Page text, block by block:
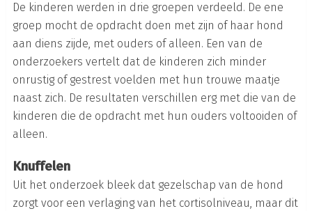
De kinderen werden in drie groepen verdeeld. De ene
groep mocht de opdracht doen met zijn of haar hond
aan diens zijde, met ouders of alleen. Een van de
onderzoekers vertelt dat de kinderen zich minder
onrustig of gestrest voelden met hun trouwe maatje
naast zich. De resultaten verschillen erg met die van de
kinderen die de opdracht met hun ouders voltooiden of
alleen.
Knuffelen
Uit het onderzoek bleek dat gezelschap van de hond
zorgt voor een verlaging van het cortisolniveau, maar dit